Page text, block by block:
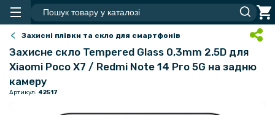
Захисні плівки та скло для смартфонів
Захисне скло Tempered Glass 0,3mm 2.5D для
Xiaomi Poco X7 / Redmi Note 14 Pro 5G на задню
камеру
Артикул: 42517